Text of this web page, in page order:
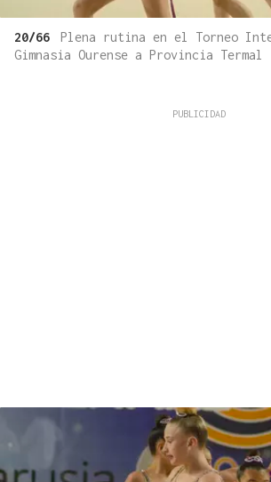
20/66
Plena rutina en el Torneo
Gimnasia Ourense a Provincia Termal